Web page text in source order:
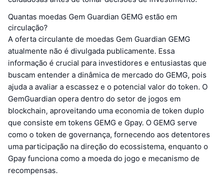
Quantas moedas Gem Guardian GEMG estão em
circulação?
A oferta circulante de moedas Gem Guardian GEMG
atualmente não é divulgada publicamente. Essa
informação é crucial para investidores e entusiastas que
buscam entender a dinâmica de mercado do GEMG, pois
ajuda a avaliar a escassez e o potencial valor do token. O
GemGuardian opera dentro do setor de jogos em
blockchain, aproveitando uma economia de token duplo
que consiste em tokens GEMG e Gpay. O GEMG serve
como o token de governança, fornecendo aos detentores
uma participação na direção do ecossistema, enquanto o
Gpay funciona como a moeda do jogo e mecanismo de
recompensas.